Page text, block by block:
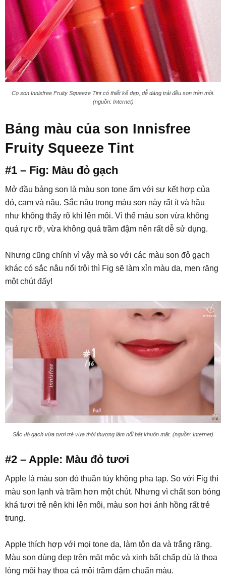
Cọ son Innisfree Fruity Squeeze Tint có thiết kế dẹp, dễ dàng trải đều son trên môi.
(nguồn: Internet)
Bảng màu của son Innisfree
Fruity Squeeze Tint
#1 – Fig: Màu đỏ gạch
Mở đầu bảng son là màu son tone ấm với sự kết hợp của
đỏ, cam và nâu. Sắc nâu trong màu son này rất ít và hầu
như không thấy rõ khi lên môi. Vì thế màu son vừa không
quá rực rỡ, vừa không quá trầm đậm nên rất dễ sử dụng.
Nhưng cũng chính vì vậy mà so với các màu son đỏ gạch
khác có sắc nâu nổi trội thì Fig sẽ làm xỉn màu da, men răng
một chút đấy!
Sắc đỏ gạch vừa tươi trẻ vừa thời thượng làm nổi bật khuôn mặt. (nguồn: Internet)
#2 – Apple: Màu đỏ tươi
Apple là màu son đỏ thuần túy không pha tạp. So với Fig thì
màu son lạnh và trầm hơn một chút. Nhưng vì chất son bóng
khá tươi trẻ nên khi lên môi, màu son hơi ánh hồng rất trẻ
trung.
Apple thích hợp với mọi tone da, làm tôn da và trắng răng.
Màu son dùng đẹp trên mặt mộc và xinh bất chấp dù là thoa
lòng môi hay thoa cả môi trầm đậm chuẩn màu.